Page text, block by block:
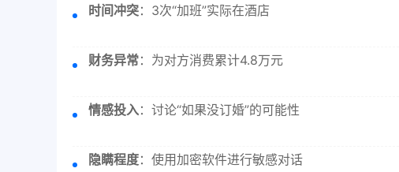
时间冲突：3次“加班”实际在酒店
财务异常：为对方消费累计4.8万元
情感投入：讨论“如果没订婚”的可能性
隐瞒程度：使用加密软件进行敏感对话